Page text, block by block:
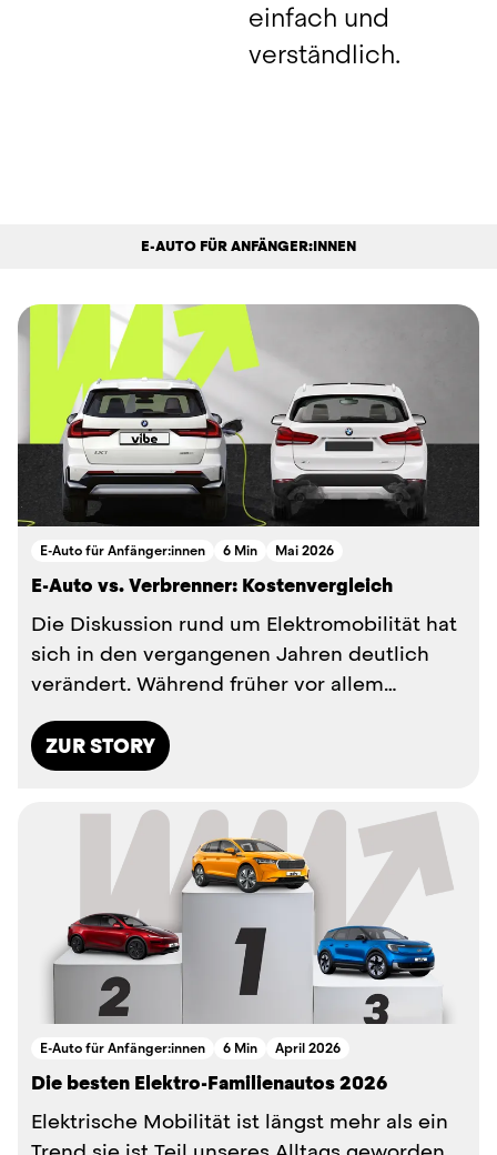
einfach und
verständlich.
E-AUTO FÜR ANFÄNGER:INNEN
E-Auto für Anfänger:innen 6 Min Mai 2026
E-Auto vs. Verbrenner: Kostenvergleich
Die Diskussion rund um Elektromobilität hat
sich in den vergangenen Jahren deutlich
verändert. Während früher vor allem
ZUR STORY
E-Auto für Anfänger:innen 6 Min April 2026
Die besten Elektro-Familienautos 2026
Elektrische Mobilität ist längst mehr als ein